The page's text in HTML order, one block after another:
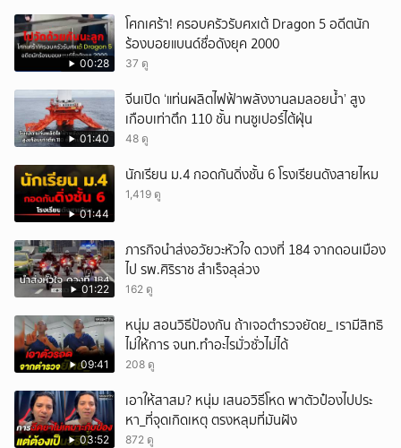
00:28
โศกเศร้า! ครอบครัวรับศxเต้ Dragon 5 อดีตนัก
ร้องบอยแบนด์ชื่อดังยุค 2000
37 ดู
01:40
จีนเปิด ‘แท่นผลิตไฟฟ้าพลังงานลมลอยน้ำ’ สูง
เกือบเท่าตึก 110 ชั้น ทนซูเปอร์ไต้ฝุ่น
48 ดู
01:44
นักเรียน ม.4 กอดกันดิ่งชั้น 6 โรงเรียนดังสายไหม
1,419 ดู
01:22
ภารกิจนำส่งอวัยวะหัวใจ ดวงที่ 184 จากดอนเมือง
ไป รพ.ศิริราช สำเร็จลุล่วง
162 ดู
09:41
หนุ่ม สอนวิธีป้องกัน ถ้าเจอตำรวจยัดย_ เรามีสิทธิ
ไม่ให้การ จนท.ทำอะไรมั่วซั่วไม่ได้
208 ดู
03:52
เอาให้สาสม? หนุ่ม เสนอวิธีโหด พาตัวป๋องไปประ
หา_ที่จุดเกิดเหตุ ตรงหลุมที่มันฝัง
872 ดู